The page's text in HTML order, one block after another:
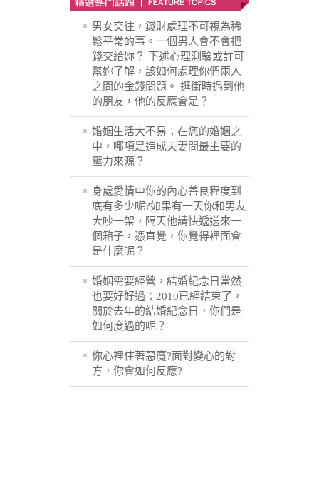
男女交往，錢財處理不可視為稀
鬆平常的事。一個男人會不會把
錢交給妳？ 下述心理測驗或許可
幫妳了解，該如何處理你們兩人
之間的金錢問題。 逛街時遇到他
的朋友，他的反應會是？
婚姻生活大不易；在您的婚姻之
中，哪項是造成夫妻間最主要的
壓力來源？
身處愛情中你的內心善良程度到
底有多少呢?如果有一天你和男友
大吵一架，隔天他請快遞送來一
個箱子，憑直覺，你覺得裡面會
是什麼呢？
婚姻需要經營，結婚紀念日當然
也要好好過；2010已經結束了，
關於去年的結婚紀念日，你們是
如何度過的呢？
你心裡住著惡魔?面對變心的對
方，你會如何反應?